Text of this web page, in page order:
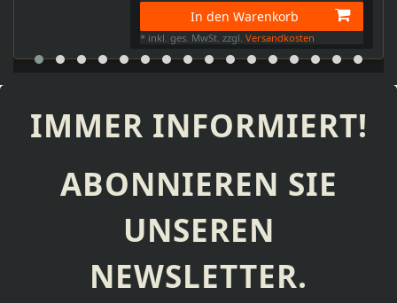
In den Warenkorb
* inkl. ges. MwSt. zzgl.Versandkosten
IMMER INFORMIERT!
ABONNIEREN SIE
UNSEREN
NEWSLETTER.